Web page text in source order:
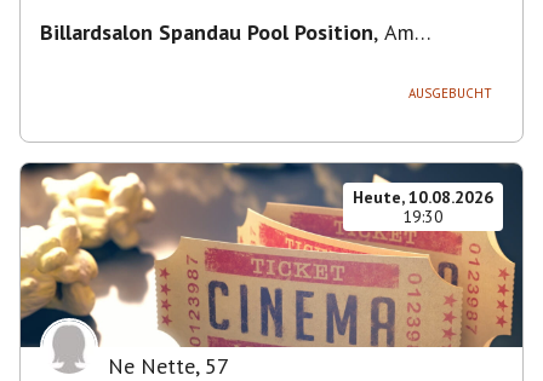
Billardsalon Spandau Pool Position, Am
AUSGEBUCHT
Heute, 10.08.2026
19:30
Ne Nette, 57